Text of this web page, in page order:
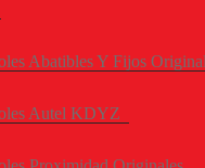
Abatibles Y Fijos
Autel KDYZ